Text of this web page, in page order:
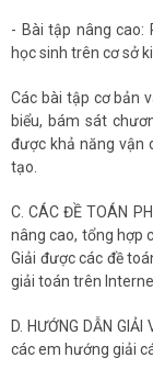
- Bài tập nâng cao:
học sinh trên cơ sở
Các bài tập cơ bản
biểu, bám sát
được khả năng vận
tạo.
C. CÁC ĐỀ TOÁN
nâng cao, tổng hợp
Giải được các đề
giải toán trên
D. HƯỚNG DẪN
các em hướng giải